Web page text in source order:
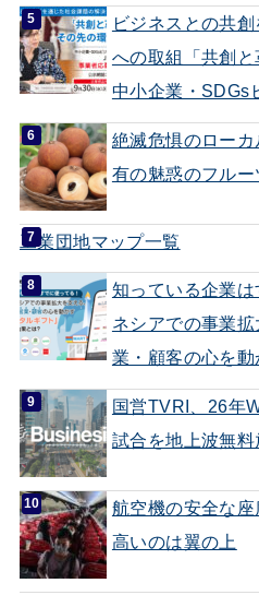
ビジネスとの共
への取組「共創と
中小企業・SDGs
絶滅危惧のロー
有の魅惑のフルー
工業団地マップ一覧
知っている企業
ネシアでの事業
業・顧客の心を動
国営TVRI、26年
試合を地上波無料
航空機の安全な
高いのは翼の上